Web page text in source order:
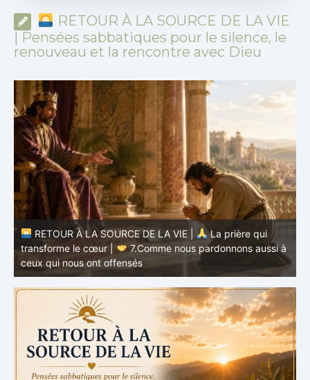
RETOUR À LA SOURCE DE LA VIE
| Pensées sabbatiques pour le silence, le
renouveau et la rencontre avec Dieu
RETOUR À LA SOURCE DE LA VIE |
La prière qui
transforme le cœur |
7.Comme nous pardonnons aussi à
ceux qui nous ont offensés